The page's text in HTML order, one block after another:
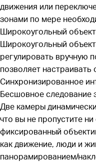
движения или
зонами по мере
Широкоугольный
Широкоугольный
регулировать вручную
позволяет настраивать
Синхронизированное
Бесшовное следование
Две камеры
что вы не пропустите
фиксированный
как движение, люди и
панорамированием/